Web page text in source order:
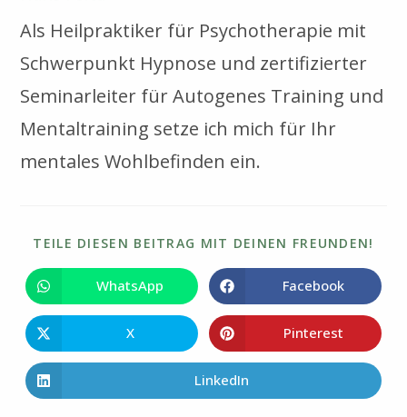
Als Heilpraktiker für Psychotherapie mit
Schwerpunkt Hypnose und zertifizierter
Seminarleiter für Autogenes Training und
Mentaltraining setze ich mich für Ihr
mentales Wohlbefinden ein.
TEILE DIESEN BEITRAG MIT DEINEN FREUNDEN!
Öffnet
in
einem
neuen
Fenster
WhatsApp Öffnet
in
einem
neuen
Fenster
Facebook
Öffnet
in
einem
X Öffnet
in
einem
Pinterest
Öffnet
in
LinkedIn